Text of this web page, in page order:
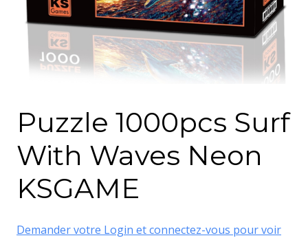
Puzzle 1000pcs Surf
With Waves Neon
KSGAME
Demander votre Login et connectez-vous pour voir